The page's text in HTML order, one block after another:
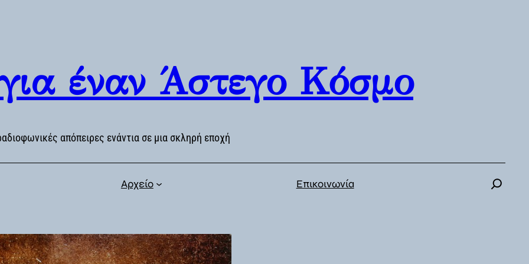
έναν Άστεγο Κόσμο
απόπειρες ενάντια σε μια σκληρή εποχή
Αρχείο Επικοινωνία